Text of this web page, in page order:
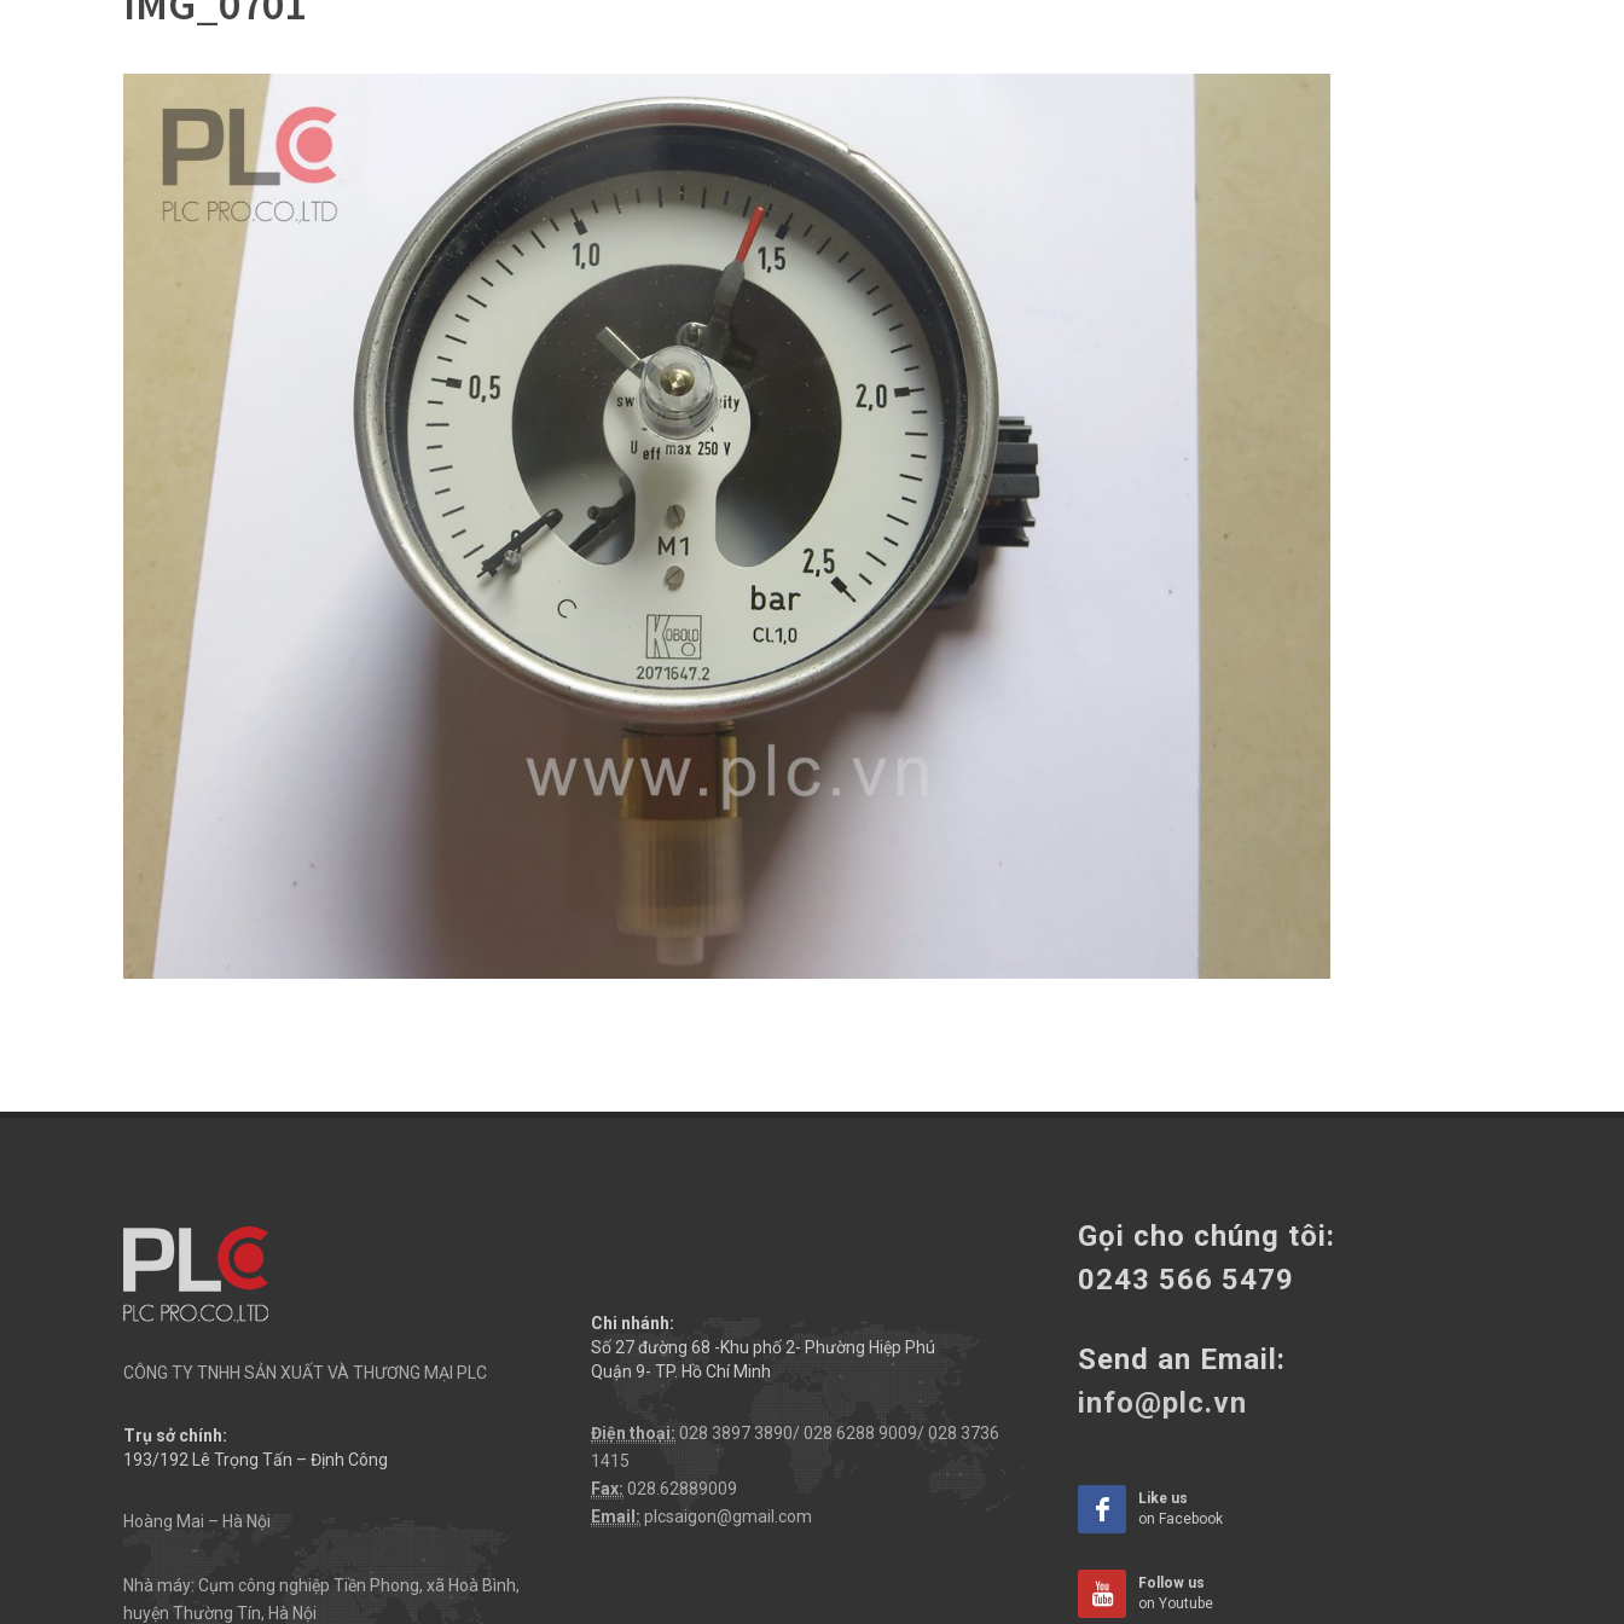
CÔNG TY TNHH SẢN XUẤT VÀ THƯƠNG MẠI PLC
Trụ sở chính:
193/192 Lê Trọng Tấn – Định Công
Hoàng Mai – Hà Nội
Nhà máy: Cụm công nghiệp Tiền Phong, xã Hoà Bình,
huyện Thường Tín, Hà Nội
Chi nhánh:
Số 27 đường 68 -Khu phố 2- Phường Hiệp Phú
Quận 9- TP. Hồ Chí Minh
Điện thoại: 028 3897 3890/ 028 6288 9009/ 028 3736
1415
Fax: 028.62889009
Email: plcsaigon@gmail.com
Gọi cho chúng tôi:
0243 566 5479
Send an Email:
info@plc.vn
Like us
on Facebook
Follow us
on Youtube